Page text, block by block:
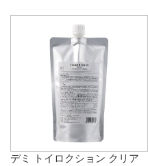
デミ トイロクション クリア